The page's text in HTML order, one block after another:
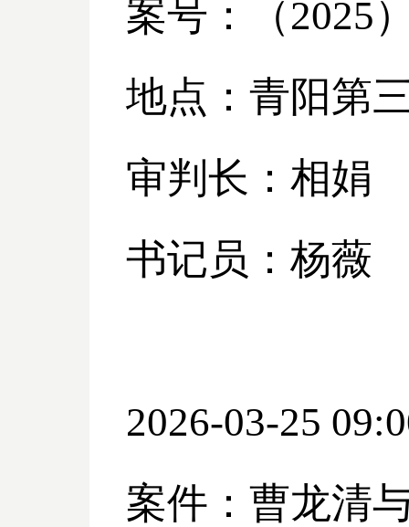
案号：（2025
地点：青阳第
审判长：相娟
书记员：杨薇
2026-03-25
案件：曹龙清